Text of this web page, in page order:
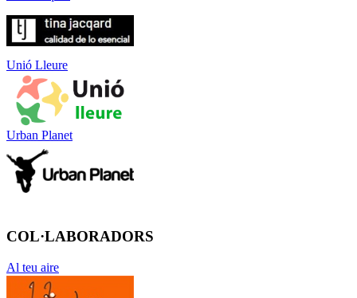
Unió Lleure
Urban Planet
COL·LABORADORS
Al teu aire